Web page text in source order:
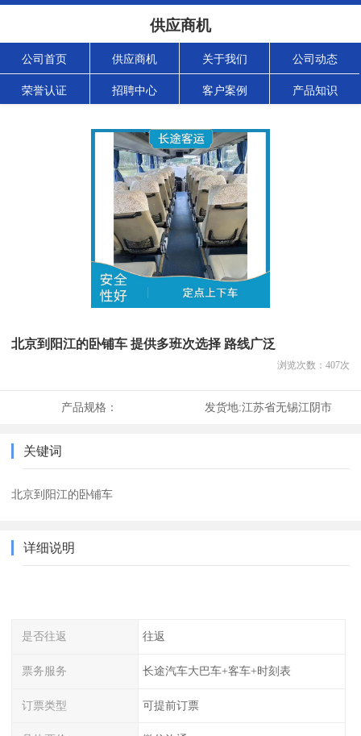
供应商机
公司首页 供应商机 关于我们 公司动态
荣誉认证 招聘中心 客户案例 产品知识
北京到阳江的卧铺车 提供多班次选择 路线广泛
浏览次数： 407次
产品规格： 发货地:江苏省无锡江阴市
关键词
北京到阳江的卧铺车
详细说明
是否往返 往返
票务服务 长途汽车大巴车+客车+时刻表
订票类型 可提前订票